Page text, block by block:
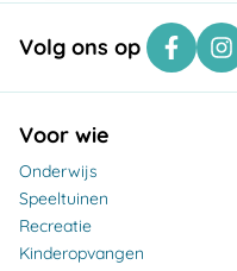
Volg ons op
Voor wie
Onderwijs
Speeltuinen
Recreatie
Kinderopvangen